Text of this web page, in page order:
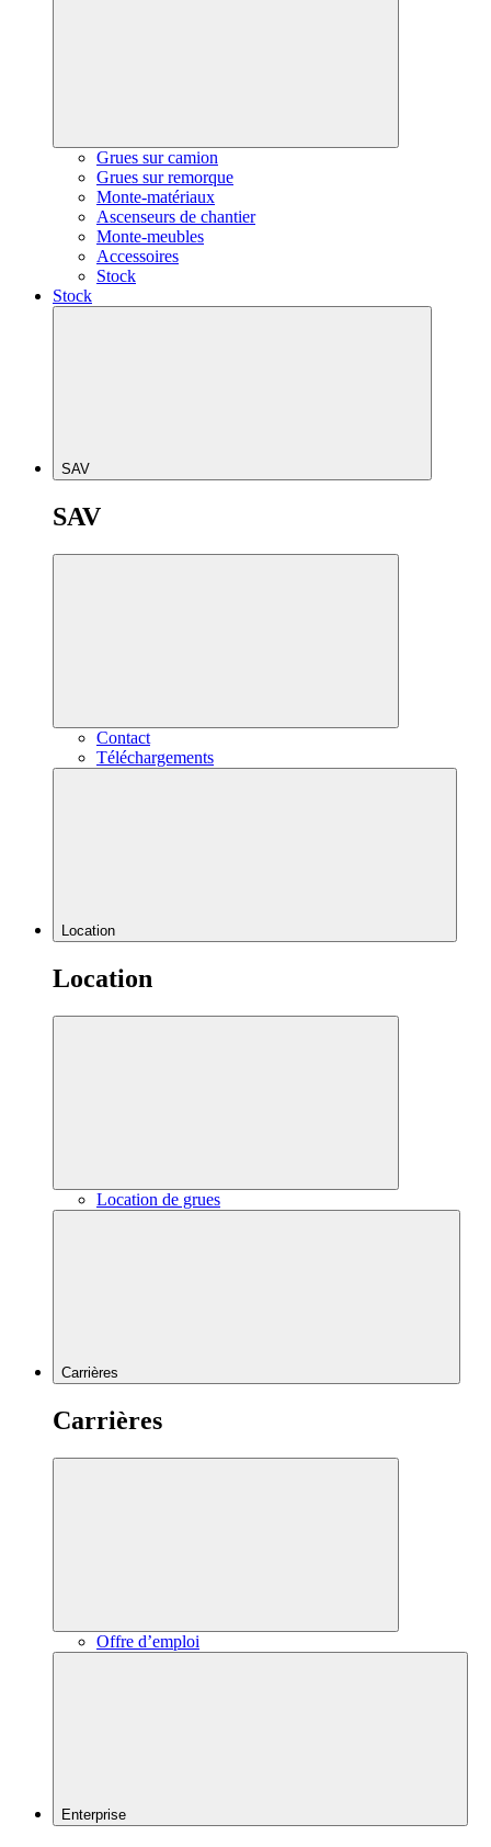
Grues sur camion
Grues sur remorque
Monte-matériaux
Ascenseurs de chantier
Monte-meubles
Accessoires
Stock
Stock
SAV
SAV
Contact
Téléchargements
Location
Location
Location de grues
Carrières
Carrières
Offre d’emploi
Enterprise